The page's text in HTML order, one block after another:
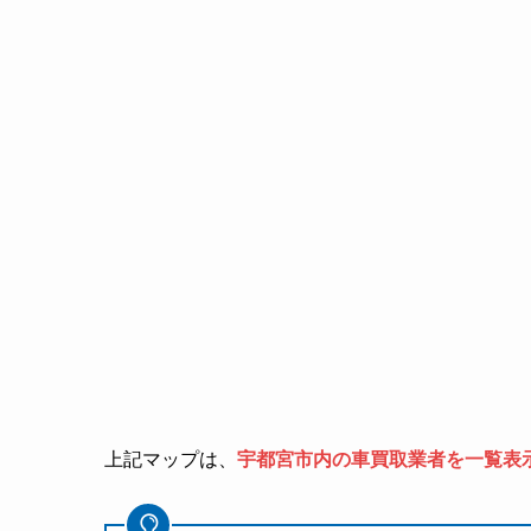
上記マップは、 宇都宮市内の車買取業者を一覧表